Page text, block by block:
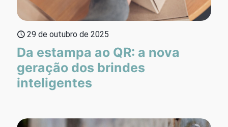
29 de outubro de 2025
Da estampa ao QR: a nova
geração dos brindes
inteligentes